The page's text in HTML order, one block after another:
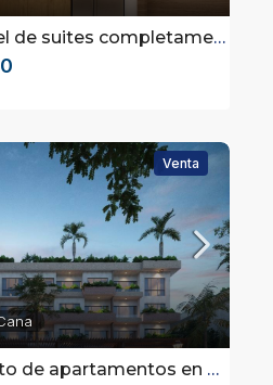
amuebladas ubicadas en Los Corales, Punta Cana
Venta
en Downtown Punta Cana con Locales Comerciales